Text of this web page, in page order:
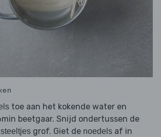
toe aan het kokende water en
beetgaar. Snijd ondertussen de
grof. Giet de noedels af in